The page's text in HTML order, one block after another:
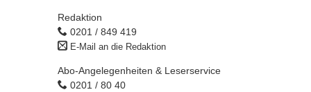
Redaktion
0201 / 849 419
E-Mail an die Redaktion
Abo-Angelegenheiten & Leserservice
0201 / 80 40